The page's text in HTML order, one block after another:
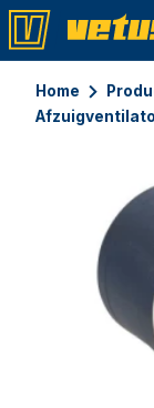
Home